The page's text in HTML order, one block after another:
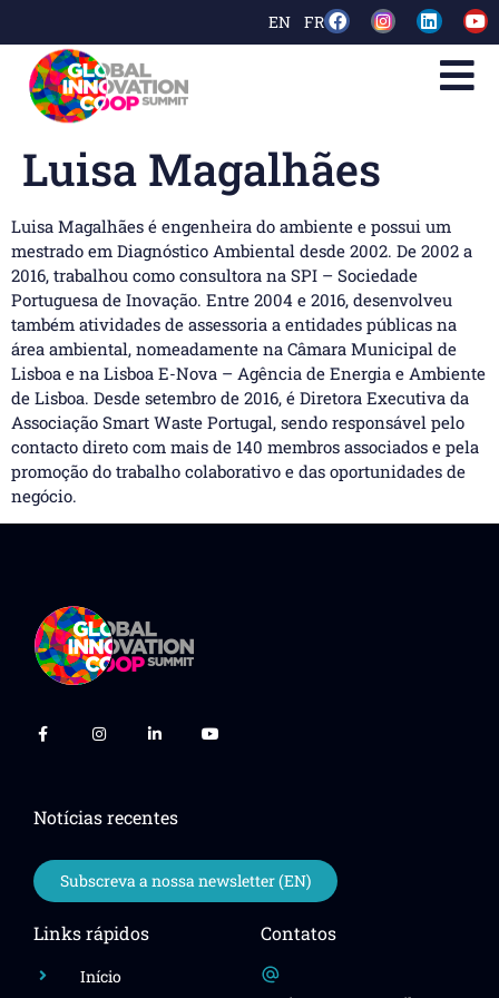
EN FR
Luisa Magalhães
Luisa Magalhães é engenheira do ambiente e possui um
mestrado em Diagnóstico Ambiental desde 2002. De 2002 a
2016, trabalhou como consultora na SPI – Sociedade
Portuguesa de Inovação. Entre 2004 e 2016, desenvolveu
também atividades de assessoria a entidades públicas na
área ambiental, nomeadamente na Câmara Municipal de
Lisboa e na Lisboa E-Nova – Agência de Energia e Ambiente
de Lisboa. Desde setembro de 2016, é Diretora Executiva da
Associação Smart Waste Portugal, sendo responsável pelo
contacto direto com mais de 140 membros associados e pela
promoção do trabalho colaborativo e das oportunidades de
negócio.
Links rápidos
Início
Contatos
Notícias recentes
Subscreva a nossa newsletter (EN)